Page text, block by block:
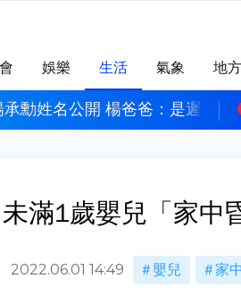
娛樂 生活 氣象 地方
面力挺老爸 孫鵬笑喊：想趕快
滿1歲嬰兒「家中
2022.06.01 14:49 嬰兒 家